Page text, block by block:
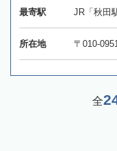
最寄駅 JR「秋田
所在地 〒010-
全